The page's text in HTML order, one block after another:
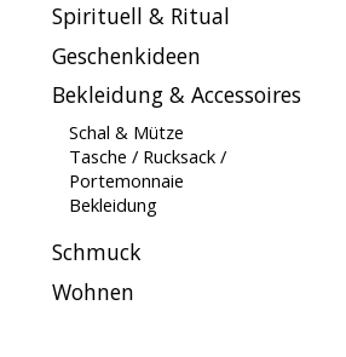
Spirituell & Ritual
Geschenkideen
Bekleidung & Accessoires
Schal & Mütze
Tasche / Rucksack /
Portemonnaie
Bekleidung
Schmuck
Wohnen